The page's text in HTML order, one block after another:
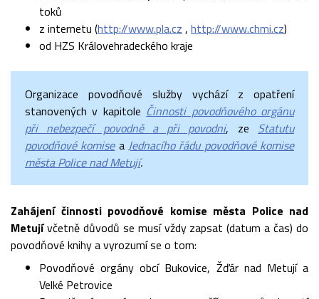
toků
z internetu (http://www.pla.cz , http://www.chmi.cz)
od HZS Královehradeckého kraje
Organizace povodňové služby vychází z opatření
stanovených v kapitole Činnosti povodňového orgánu
při nebezpečí povodně a při povodni, ze Statutu
povodňové komiseaJednacího řádu povodňové komise
města Police nad Metují.
Zahájení činnosti povodňové komise města Police nad
Metujívčetně důvodů se musí vždy zapsat (datum a čas) do
povodňové knihy a vyrozumí se o tom:
Povodňové orgány obcí Bukovice, Žďár nad Metují a
Velké Petrovice